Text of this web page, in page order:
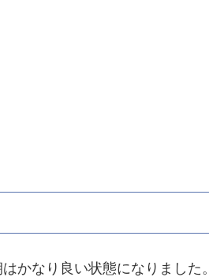
かなり良い状態になりました。